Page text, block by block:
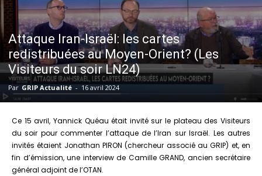
Attaque Iran-Israël: les cartes
redistribuées au Moyen-Orient? (Les
Visiteurs du soir LN24)
Par GRIP Actualité - 16 avril 2024
Ce 15 avril, Yannick Quéau était invité sur le plateau des Visiteurs
du soir pour commenter l’attaque de l’Iran sur Israël. Les autres
invités étaient Jonathan PIRON (chercheur associé au GRIP) et, en
fin d’émission, une interview de Camille GRAND, ancien secrétaire
général adjoint de l’OTAN.